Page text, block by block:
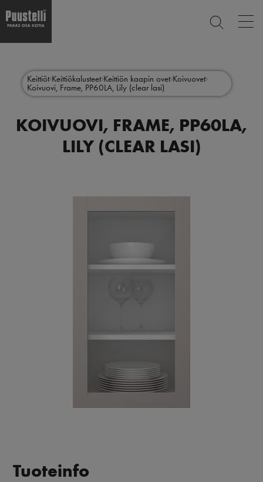
menu
Keittiöt Keittiökalusteet Keittiön kaapin ovet Koivuovet
Koivuovi, Frame, PP60LA, Lily (clear lasi)
KOIVUOVI, FRAME, PP60LA,
LILY (CLEAR LASI)
Tuoteinfo